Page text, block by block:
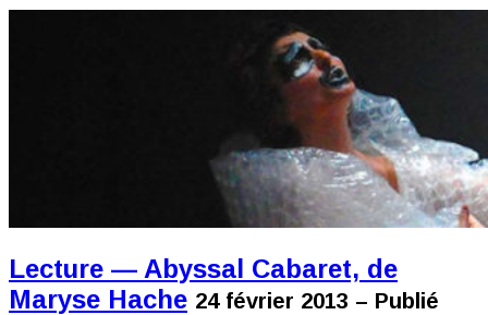
Lecture — Abyssal Cabaret, de
Maryse Hache 24 février 2013 – Publié